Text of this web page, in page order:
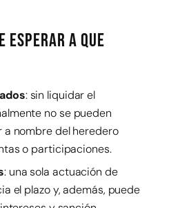
esperar a que
: sin liquidar el
no se pueden
a nombre del heredero
o participaciones.
: una sola actuación de
el plazo y, además, puede